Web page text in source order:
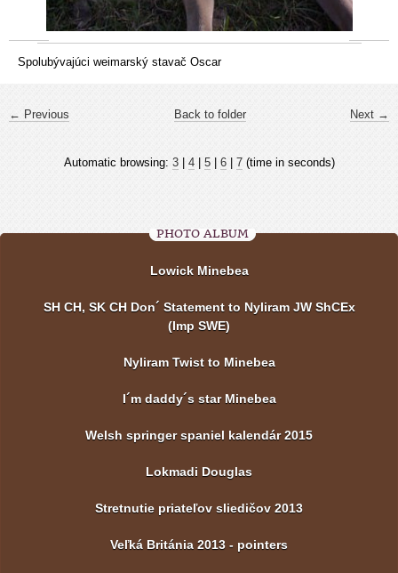
Spolubývajúci weimarský stavač Oscar
← Previous Next →
Back to folder
Automatic browsing: 3| 4| 5| 6| 7(time in seconds)
PHOTO ALBUM
Lowick Minebea
SH CH, SK CH Don´ Statement to Nyliram JW ShCEx
(Imp SWE)
Nyliram Twist to Minebea
I´m daddy´s star Minebea
Welsh springer spaniel kalendár 2015
Lokmadi Douglas
Stretnutie priateľov sliedičov 2013
Veľká Británia 2013 - pointers